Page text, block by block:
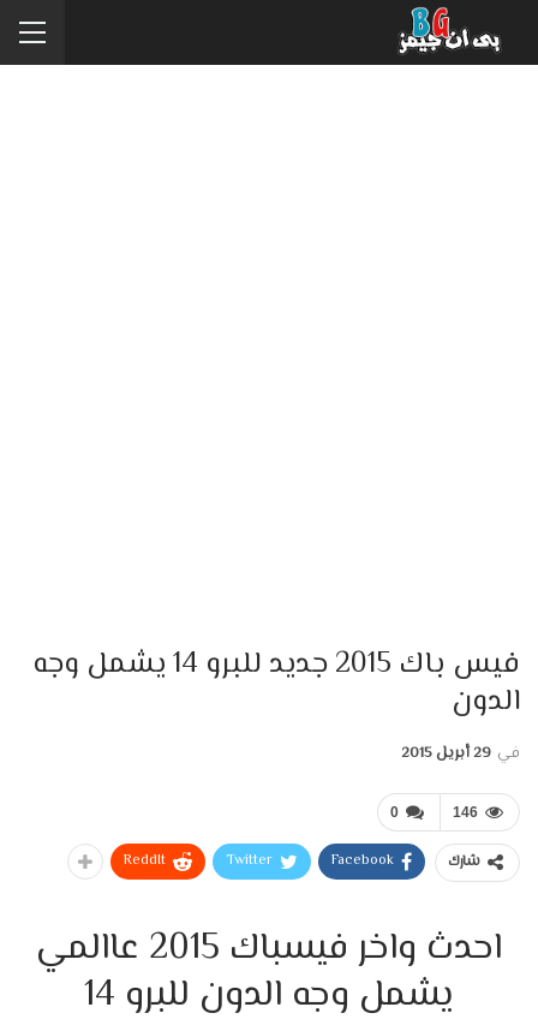
فيس باك 2015 جديد للبرو 14 يشمل وجه
الدون
في 29 أبريل 2015
0 146
شارك Facebook
Twitter
ReddIt
احدث واخر فيسباك 2015 عاالمي
يشمل وجه الدون للبرو 14